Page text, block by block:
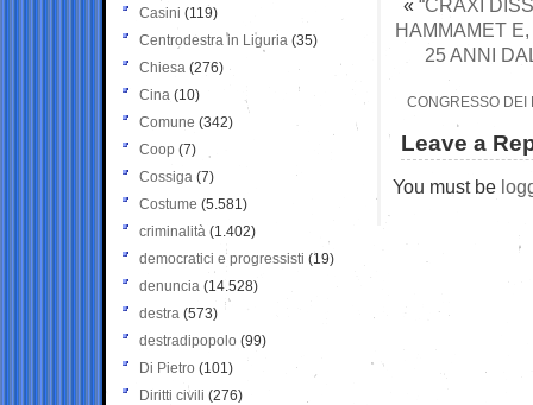
« “CRAXI
HAMMAMET
25 ANNI
CONGRESSO DEI
Leave a
You must be
Casini (119)
Centrodestra in Liguria (35)
Chiesa (276)
Cina (10)
Comune (342)
Coop (7)
Cossiga (7)
Costume (5.581)
criminalità (1.402)
democratici e progressisti (19)
denuncia (14.528)
destra (573)
destradipopolo (99)
Di Pietro (101)
Diritti civili (276)